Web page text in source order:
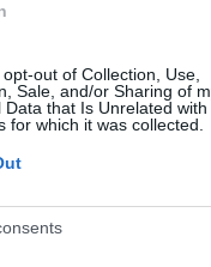
out of Collection, Use,
Sale, and/or Sharing of
Data that Is Unrelated
for which it was collected.
E Relação Cliente